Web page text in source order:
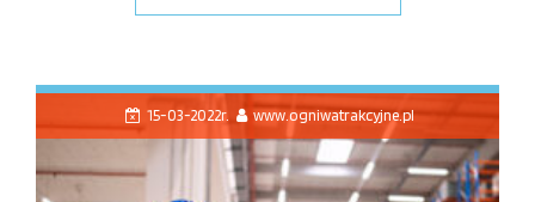
15-03-2022r. www.ogniwatrakcyjne.pl